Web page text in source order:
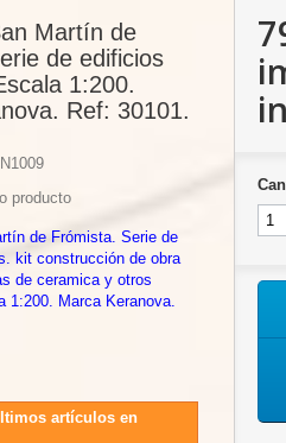
Martín de
de edificios
1:200.
Ref: 30101.
producto
de Frómista. Serie de
kit construcción de obra
de ceramica y otros
1:200. Marca Keranova.
artículos en